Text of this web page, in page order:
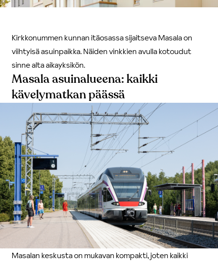
Kirkkonummen kunnan itäosassa sijaitseva Masala on
viihtyisä asuinpaikka. Näiden vinkkien avulla kotoudut
sinne alta aikayksikön.
Masala asuinalueena: kaikki
kävelymatkan päässä
Masalan keskusta on mukavan kompakti, joten kaikki